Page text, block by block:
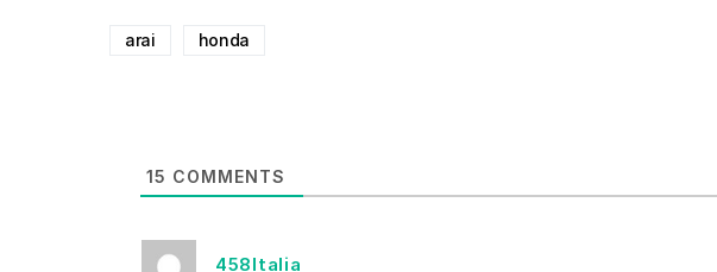
arai honda
15 COMMENTS
458Italia